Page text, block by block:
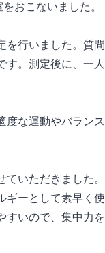
おこないました。
を行いました。質
す。測定後に、一
度な運動やバラン
ていただきました
ギーとして素早く
すいので、集中力